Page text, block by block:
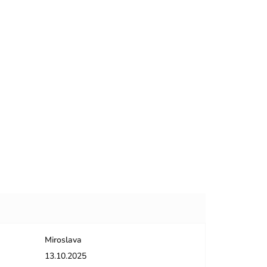
Miroslava
Hodnotenie obchodu je 5 z 5 hviezdičiek.
13.10.2025